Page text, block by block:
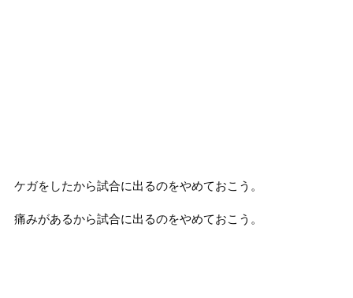
ケガをしたから試合に出るのをやめておこう。
痛みがあるから試合に出るのをやめておこう。